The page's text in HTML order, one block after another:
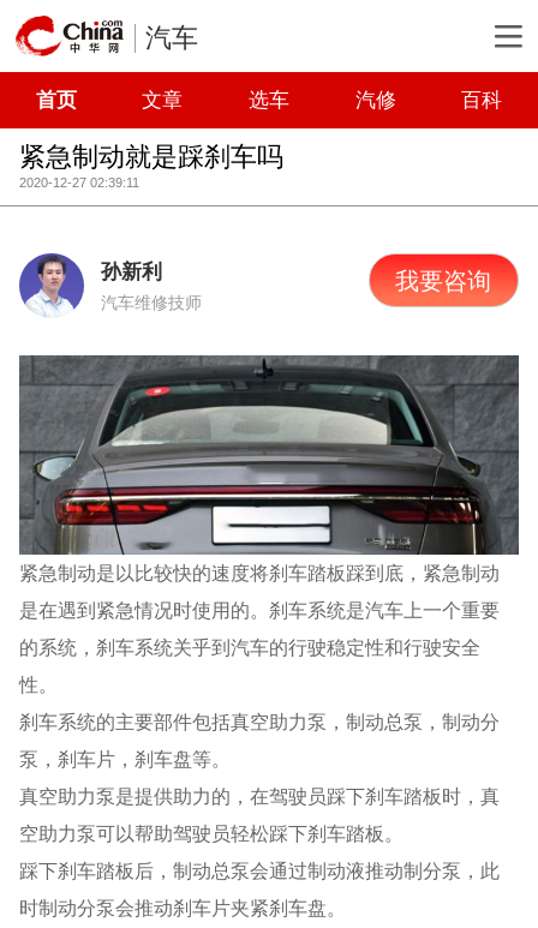
汽车
首页 文章 选车 汽修 百科
紧急制动就是踩刹车吗
2020-12-27 02:39:11
孙新利
汽车维修技师
我要咨询
紧急制动是以比较快的速度将刹车踏板踩到底，紧急制动
是在遇到紧急情况时使用的。刹车系统是汽车上一个重要
的系统，刹车系统关乎到汽车的行驶稳定性和行驶安全
性。
刹车系统的主要部件包括真空助力泵，制动总泵，制动分
泵，刹车片，刹车盘等。
真空助力泵是提供助力的，在驾驶员踩下刹车踏板时，真
空助力泵可以帮助驾驶员轻松踩下刹车踏板。
踩下刹车踏板后，制动总泵会通过制动液推动制分泵，此
时制动分泵会推动刹车片夹紧刹车盘。